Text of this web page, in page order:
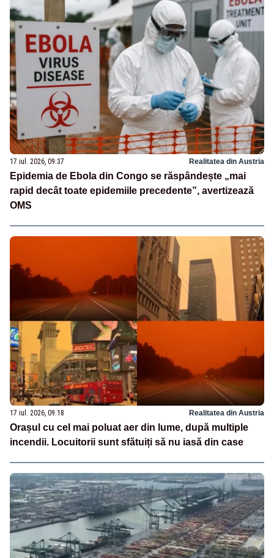
17 iul. 2026, 09:37 Realitatea din Austria
Epidemia de Ebola din Congo se răspândește „mai
rapid decât toate epidemiile precedente”, avertizează
OMS
17 iul. 2026, 09:18 Realitatea din Austria
Orașul cu cel mai poluat aer din lume, după multiple
incendii. Locuitorii sunt sfătuiți să nu iasă din case